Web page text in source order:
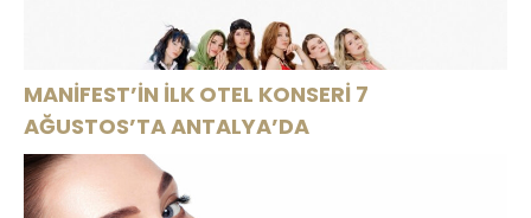
MANİFEST’İN İLK OTEL KONSERİ 7
AĞUSTOS’TA ANTALYA’DA